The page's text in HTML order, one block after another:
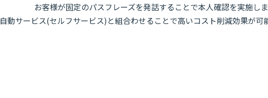
お客様が固定のパスフレーズを発話することで本人確認を実施しま
自動サービス(セルフサービス)と組合わせることで高いコスト削減効果が可